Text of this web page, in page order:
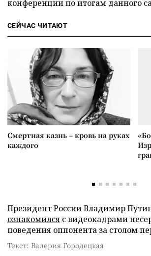
конференции по итогам данного
СЕЙЧАС ЧИТАЮТ
Смертная казнь – кровь на руках
каждого
Президент России Владимир
ознакомился с видеокадрами
поведения оппонента за столом
Текст: Валерия Городецкая